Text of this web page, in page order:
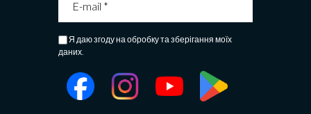
Я даю згоду на обробку та зберігання моїх
даних.